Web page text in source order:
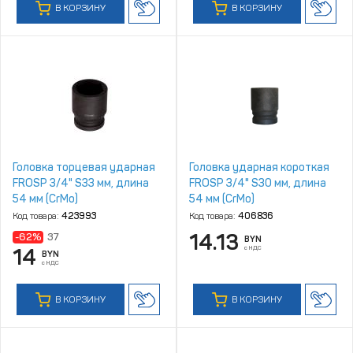
В КОРЗИНУ В КОРЗИНУ
Головка торцевая ударная
FROSP 3/4" S33 мм, длина
54 мм (CrMo)
Код товара: 423993
-62% 37
14 BYN
с НДС
В КОРЗИНУ
Головка ударная короткая
FROSP 3/4" S30 мм, длина
54 мм (CrMo)
Код товара: 406836
14.13 BYN
с НДС
В КОРЗИНУ